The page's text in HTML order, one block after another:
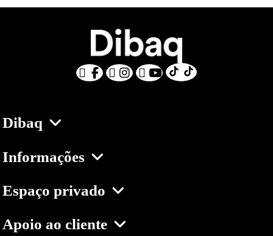
Dibaq
Informações
Espaço privado
Apoio ao cliente